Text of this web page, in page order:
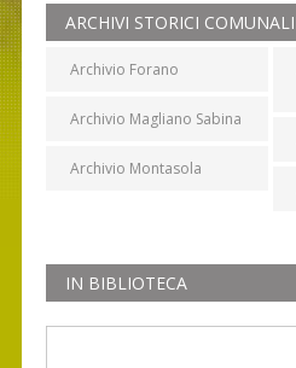
ARCHIVI STORICI COMUNALI
Archivio Forano
Archivio Magliano Sabina
Archivio Montasola
IN BIBLIOTECA